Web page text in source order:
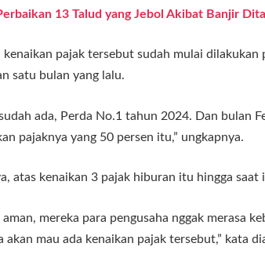
13 Talud yang Jebol Akibat Banjir
kenaikan pajak tersebut sudah mulai
satu bulan yang lalu.
ada, Perda No.1 tahun 2024. Dan bulan
pajaknya yang 50 persen itu,” ungkapnya.
atas kenaikan 3 pajak hiburan itu hingga saat
aman, mereka para pengusaha nggak merasa
akan mau ada kenaikan pajak tersebut,” kata